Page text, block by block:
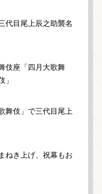
代目尾上辰之助襲名
伎座「四月大歌舞
」
舞伎」で三代目尾上
ねき上げ、祝幕もお